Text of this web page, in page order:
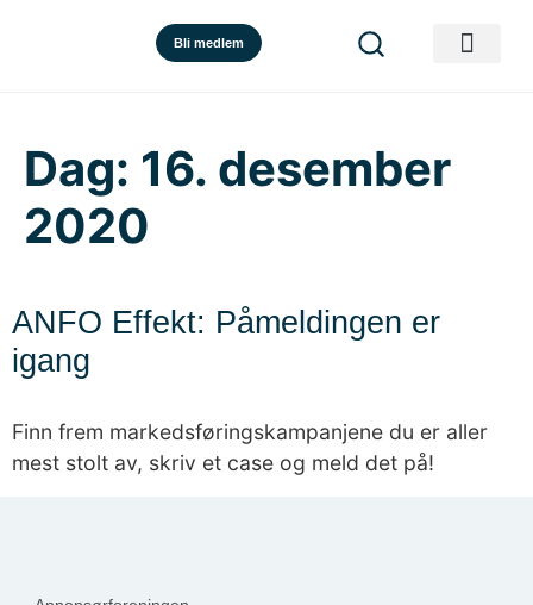
Bli medlem
Dag: 16. desember
2020
ANFO Effekt: Påmeldingen er
igang
Finn frem markedsføringskampanjene du er aller
mest stolt av, skriv et case og meld det på!